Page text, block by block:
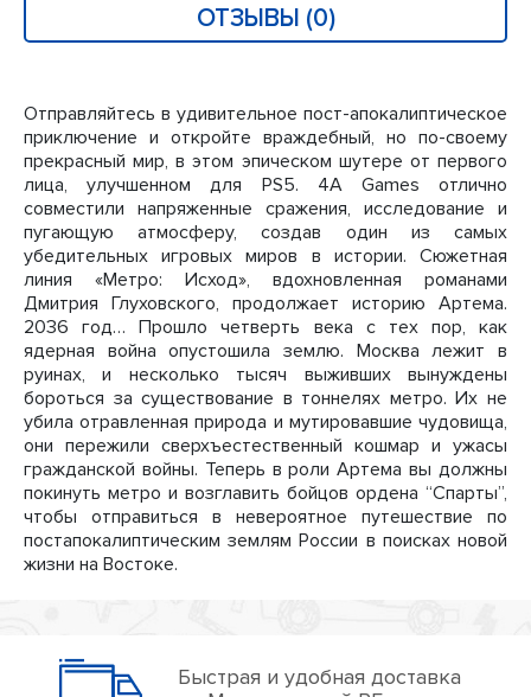
ОТЗЫВЫ (0)
Отправляйтесь в удивительное пост-апокалиптическое
приключение и откройте враждебный, но по-своему
прекрасный мир, в этом эпическом шутере от первого
лица, улучшенном для PS5. 4A Games отлично
совместили напряженные сражения, исследование и
пугающую атмосферу, создав один из самых
убедительных игровых миров в истории. Сюжетная
линия «Метро: Исход», вдохновленная романами
Дмитрия Глуховского, продолжает историю Артема.
2036 год… Прошло четверть века с тех пор, как
ядерная война опустошила землю. Москва лежит в
руинах, и несколько тысяч выживших вынуждены
бороться за существование в тоннелях метро. Их не
убила отравленная природа и мутировавшие чудовища,
они пережили сверхъестественный кошмар и ужасы
гражданской войны. Теперь в роли Артема вы должны
покинуть метро и возглавить бойцов ордена “Спарты”,
чтобы отправиться в невероятное путешествие по
постапокалиптическим землям России в поисках новой
жизни на Востоке.
Быстрая и удобная доставка